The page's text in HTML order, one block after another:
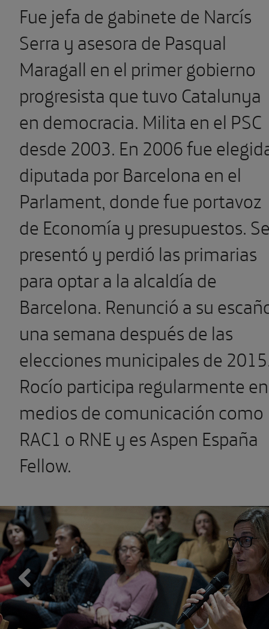
Fue jefa de gabinete de Narcís
Serra y asesora de Pasqual
Maragall en el primer gobierno
progresista que tuvo Catalunya
en democracia. Milita en el PSC
desde 2003. En 2006 fue
diputada por Barcelona en el
Parlament, donde fue portavoz
de Economía y presupuestos.
presentó y perdió las primarias
para optar a la alcaldía de
Barcelona. Renunció a su
una semana después de las
elecciones municipales de
Rocío participa regularmente en
medios de comunicación como
RAC1 o RNE y es Aspen España
Fellow.
Previous